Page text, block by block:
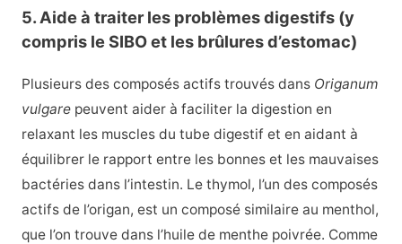
5. Aide à traiter les problèmes digestifs (y
compris le SIBO et les brûlures d’estomac)
Plusieurs des composés actifs trouvés dans Origanum
vulgarepeuvent aider à faciliter la digestion en
relaxant les muscles du tube digestif et en aidant à
équilibrer le rapport entre les bonnes et les mauvaises
bactéries dans l’intestin. Le thymol, l’un des composés
actifs de l’origan, est un composé similaire au menthol,
que l’on trouve dans l’huile de menthe poivrée. Comme